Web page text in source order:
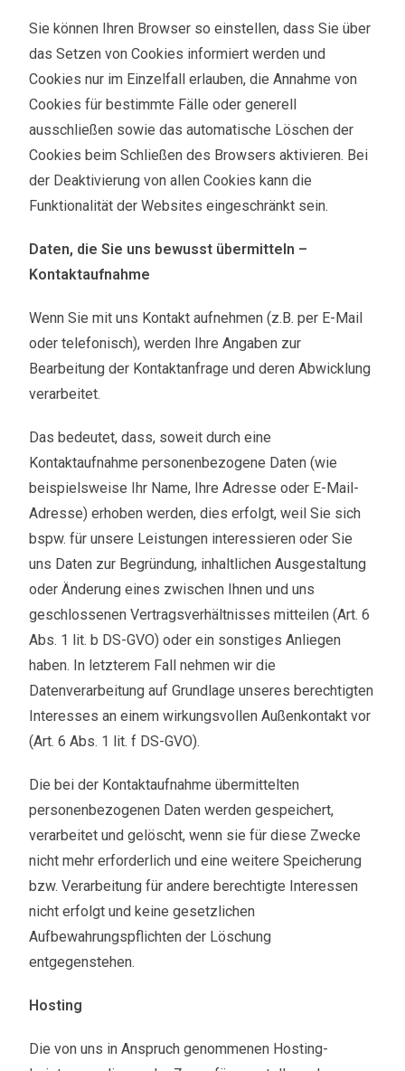
Sie können Ihren Browser so einstellen, dass Sie über
das Setzen von Cookies informiert werden und
Cookies nur im Einzelfall erlauben, die Annahme von
Cookies für bestimmte Fälle oder generell
ausschließen sowie das automatische Löschen der
Cookies beim Schließen des Browsers aktivieren. Bei
der Deaktivierung von allen Cookies kann die
Funktionalität der Websites eingeschränkt sein.
Daten, die Sie uns bewusst übermitteln –
Kontaktaufnahme
Wenn Sie mit uns Kontakt aufnehmen (z.B. per E-Mail
oder telefonisch), werden Ihre Angaben zur
Bearbeitung der Kontaktanfrage und deren Abwicklung
verarbeitet.
Das bedeutet, dass, soweit durch eine
Kontaktaufnahme personenbezogene Daten (wie
beispielsweise Ihr Name, Ihre Adresse oder E-Mail-
Adresse) erhoben werden, dies erfolgt, weil Sie sich
bspw. für unsere Leistungen interessieren oder Sie
uns Daten zur Begründung, inhaltlichen Ausgestaltung
oder Änderung eines zwischen Ihnen und uns
geschlossenen Vertragsverhältnisses mitteilen (Art. 6
Abs. 1 lit. b DS-GVO) oder ein sonstiges Anliegen
haben. In letzterem Fall nehmen wir die
Datenverarbeitung auf Grundlage unseres berechtigten
Interesses an einem wirkungsvollen Außenkontakt vor
(Art. 6 Abs. 1 lit. f DS-GVO).
Die bei der Kontaktaufnahme übermittelten
personenbezogenen Daten werden gespeichert,
verarbeitet und gelöscht, wenn sie für diese Zwecke
nicht mehr erforderlich und eine weitere Speicherung
bzw. Verarbeitung für andere berechtigte Interessen
nicht erfolgt und keine gesetzlichen
Aufbewahrungspflichten der Löschung
entgegenstehen.
Hosting
Die von uns in Anspruch genommenen Hosting-